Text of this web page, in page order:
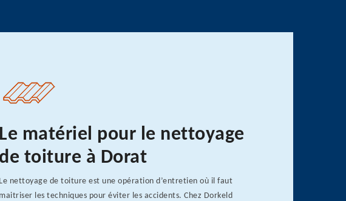
Le matériel pour le nettoyage
de toiture à Dorat
Le nettoyage de toiture est une opération d’entretien où il faut
maitriser les techniques pour éviter les accidents. Chez Dorkeld